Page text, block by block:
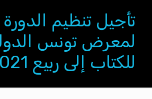
لمعرض تونس
للكتاب إلى ربيع 2021